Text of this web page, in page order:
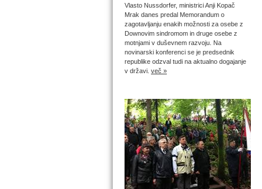
Vlasto Nussdorfer, ministrici Anji Kopač
Mrak danes predal Memorandum o
zagotavljanju enakih možnosti za osebe z
Downovim sindromom in druge osebe z
motnjami v duševnem razvoju. Na
novinarski konferenci se je predsednik
republike odzval tudi na aktualno dogajanje
v državi. več »